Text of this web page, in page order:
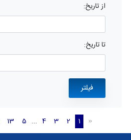
از تاریخ:
تا تاریخ:
«
1
2
3
4
...
5
13